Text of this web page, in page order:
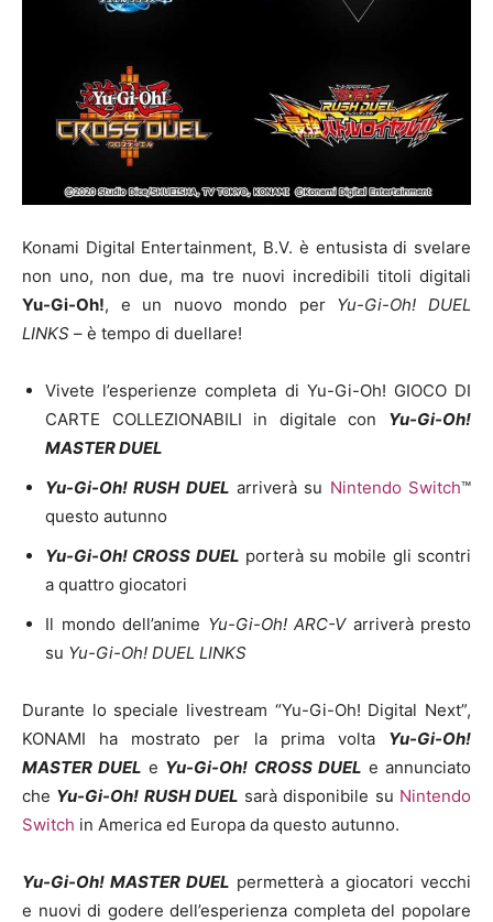
Konami Digital Entertainment, B.V. è entusista di svelare
non uno, non due, ma tre nuovi incredibili titoli digitali
Yu-Gi-Oh!, e un nuovo mondo per Yu-Gi-Oh! DUEL
LINKS – è tempo di duellare!
Vivete l’esperienze completa di Yu-Gi-Oh! GIOCO DI
CARTE COLLEZIONABILI in digitale con Yu-Gi-Oh!
MASTER DUEL
Yu-Gi-Oh! RUSH DUEL arriverà su Nintendo Switch™
questo autunno
Yu-Gi-Oh! CROSS DUEL porterà su mobile gli scontri
a quattro giocatori
Il mondo dell’anime Yu-Gi-Oh! ARC-V arriverà presto
su Yu-Gi-Oh! DUEL LINKS
Durante lo speciale livestream “Yu-Gi-Oh! Digital Next”,
KONAMI ha mostrato per la prima volta Yu-Gi-Oh!
MASTER DUEL e Yu-Gi-Oh! CROSS DUEL e annunciato
che Yu-Gi-Oh! RUSH DUEL sarà disponibile su Nintendo
Switch in America ed Europa da questo autunno.
Yu-Gi-Oh! MASTER DUEL permetterà a giocatori vecchi
e nuovi di godere dell’esperienza completa del popolare